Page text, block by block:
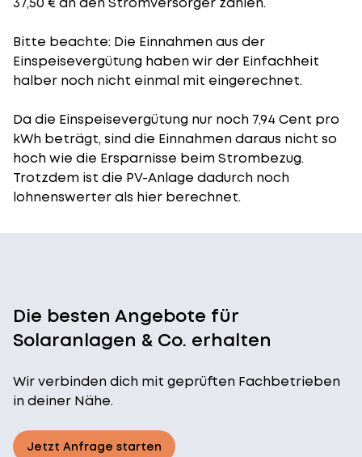
Bitte beachte: Die Einnahmen aus der
Einspeisevergütung haben wir der Einfachheit
halber noch nicht einmal mit eingerechnet.
Da die Einspeisevergütung nur noch 7,94 Cent pro
kWh beträgt, sind die Einnahmen daraus nicht so
hoch wie die Ersparnisse beim Strombezug.
Trotzdem ist die PV-Anlage dadurch noch
lohnenswerter als hier berechnet.
Die besten Angebote für
Solaranlagen & Co. erhalten
Wir verbinden dich mit geprüften Fachbetrieben
in deiner Nähe.
Jetzt Anfrage starten